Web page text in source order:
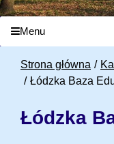
Menu
Strona główna
Łódzka Baza
Łódzka